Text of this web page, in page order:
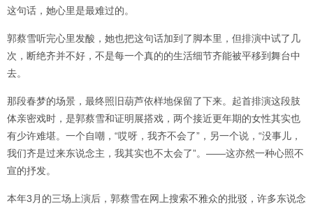
这句话，她心里是最难过的。
郭蔡雪听完心里发酸，她也把这句话加到了脚本里，但排演中试了几
次，断绝齐并不好，不是每一个真的的生活细节齐能被平移到舞台中
去。
那段春梦的场景，最终照旧葫芦依样地保留了下来。起首排演这段肢
体亲密戏时，是郭蔡雪和证明展搭戏，两个接近更年期的女性其实也
有少许难堪。一个自嘲，“哎呀，我齐不会了”，另一个说，“没事儿，
我们齐是过来东说念主，我其实也不太会了”。——这亦然一种心照不
宣的抒发。
本年3月的三场上演后，郭蔡雪在网上搜索不雅众的批驳，许多东说念